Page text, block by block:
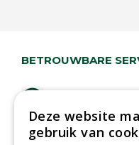
BETROUWBARE
Lage
Vandaag besteld
binnen 2 dagen
Deze website
gebruik van